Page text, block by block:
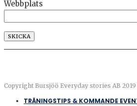
Webbplats
Copyright Bursjöö Everyday stories AB 2019
TRÄNINGSTIPS & KOMMANDE